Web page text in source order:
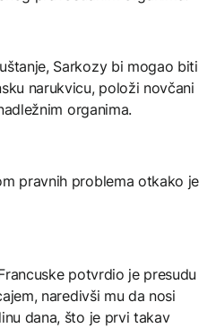
Sarkozy bi mogao biti
narukvicu, položi novčani
organima.
pravnih problema otkako je
potvrdio je presudu
naredivši mu da nosi
dana, što je prvi takav